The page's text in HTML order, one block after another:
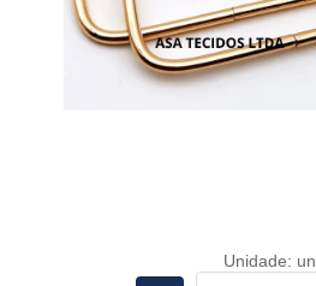
Unidade: un